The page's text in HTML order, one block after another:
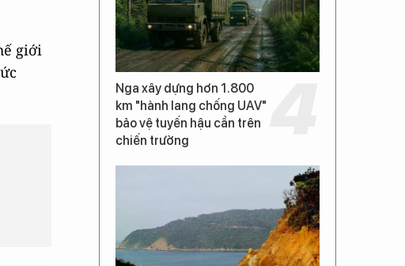
giới
Nga xây dựng hơn 1.800
km "hành lang chống UAV"
bảo vệ tuyến hậu cần trên
chiến trường